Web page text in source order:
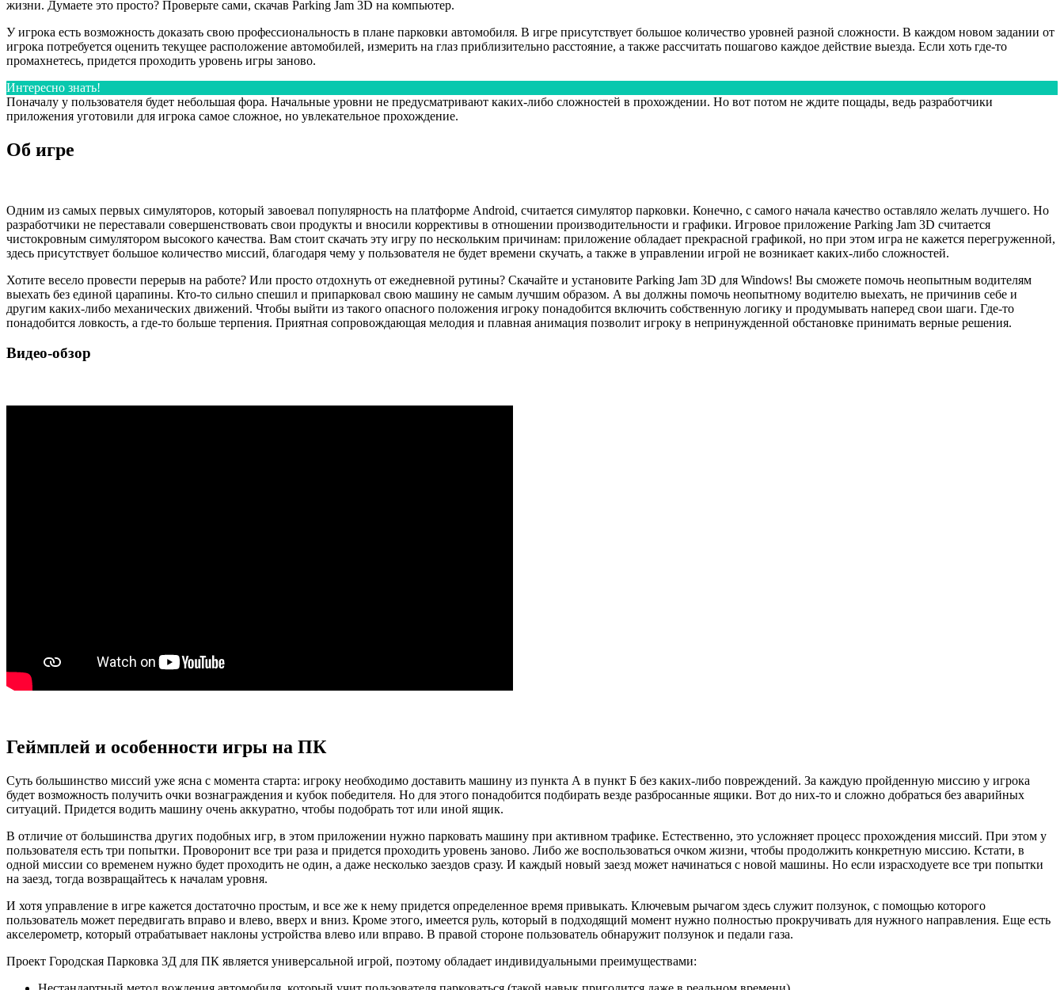
жизни. Думаете это просто? Проверьте сами, скачав Parking Jam 3D на компьютер.
У игрока есть возможность доказать свою профессиональность в плане парковки автомобиля. В игре присутствует большое количество уровней разной сложности. В каждом новом задании от
игрока потребуется оценить текущее расположение автомобилей, измерить на глаз приблизительно расстояние, а также рассчитать пошагово каждое действие выезда. Если хоть где-то
промахнетесь, придется проходить уровень игры заново.
Интересно знать!
Поначалу у пользователя будет небольшая фора. Начальные уровни не предусматривают каких-либо сложностей в прохождении. Но вот потом не ждите пощады, ведь разработчики
приложения уготовили для игрока самое сложное, но увлекательное прохождение.
Об игре
Одним из самых первых симуляторов, который завоевал популярность на платформе Android, считается симулятор парковки. Конечно, с самого начала качество оставляло желать лучшего. Но
разработчики не переставали совершенствовать свои продукты и вносили коррективы в отношении производительности и графики. Игровое приложение Parking Jam 3D считается
чистокровным симулятором высокого качества. Вам стоит скачать эту игру по нескольким причинам: приложение обладает прекрасной графикой, но при этом игра не кажется перегруженной,
здесь присутствует большое количество миссий, благодаря чему у пользователя не будет времени скучать, а также в управлении игрой не возникает каких-либо сложностей.
Хотите весело провести перерыв на работе? Или просто отдохнуть от ежедневной рутины? Скачайте и установите Parking Jam 3D для Windows! Вы сможете помочь неопытным водителям
выехать без единой царапины. Кто-то сильно спешил и припарковал свою машину не самым лучшим образом. А вы должны помочь неопытному водителю выехать, не причинив себе и
другим каких-либо механических движений. Чтобы выйти из такого опасного положения игроку понадобится включить собственную логику и продумывать наперед свои шаги. Где-то
понадобится ловкость, а где-то больше терпения. Приятная сопровождающая мелодия и плавная анимация позволит игроку в непринужденной обстановке принимать верные решения.
Видео-обзор
Геймплей и особенности игры на ПК
Суть большинство миссий уже ясна с момента старта: игроку необходимо доставить машину из пункта А в пункт Б без каких-либо повреждений. За каждую пройденную миссию у игрока
будет возможность получить очки вознаграждения и кубок победителя. Но для этого понадобится подбирать везде разбросанные ящики. Вот до них-то и сложно добраться без аварийных
ситуаций. Придется водить машину очень аккуратно, чтобы подобрать тот или иной ящик.
В отличие от большинства других подобных игр, в этом приложении нужно парковать машину при активном трафике. Естественно, это усложняет процесс прохождения миссий. При этом у
пользователя есть три попытки. Проворонит все три раза и придется проходить уровень заново. Либо же воспользоваться очком жизни, чтобы продолжить конкретную миссию. Кстати, в
одной миссии со временем нужно будет проходить не один, а даже несколько заездов сразу. И каждый новый заезд может начинаться с новой машины. Но если израсходуете все три попытки
на заезд, тогда возвращайтесь к началам уровня.
И хотя управление в игре кажется достаточно простым, и все же к нему придется определенное время привыкать. Ключевым рычагом здесь служит ползунок, с помощью которого
пользователь может передвигать вправо и влево, вверх и вниз. Кроме этого, имеется руль, который в подходящий момент нужно полностью прокручивать для нужного направления. Еще есть
акселерометр, который отрабатывает наклоны устройства влево или вправо. В правой стороне пользователь обнаружит ползунок и педали газа.
Проект Городская Парковка 3Д для ПК является универсальной игрой, поэтому обладает индивидуальными преимуществами: